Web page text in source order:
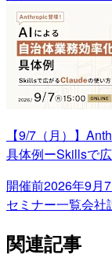
【9/7（月）】
具体例ーSkillsで
開催前2026年9月
セミナー一覧会社
関連記事